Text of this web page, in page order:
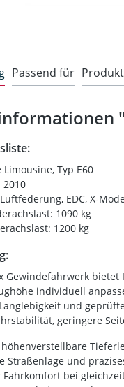
Passend für
Limousine, Typ E60
2010
EDC, X-
1090 kg
1200 kg
Gewindefahrwerk
individuell
und
geringere
Straßenlage und
bei